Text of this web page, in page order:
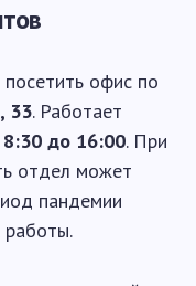
офис по
33. Работает
до 16:00. При
отдел может
пандемии
работы.